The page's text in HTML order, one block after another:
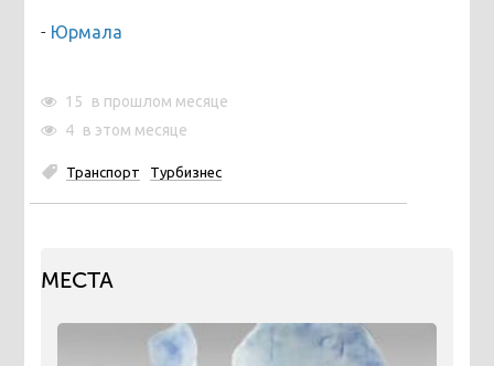
- Юрмала
15
в прошлом месяце
4 в этом месяце
Транспорт Турбизнес
МЕСТА